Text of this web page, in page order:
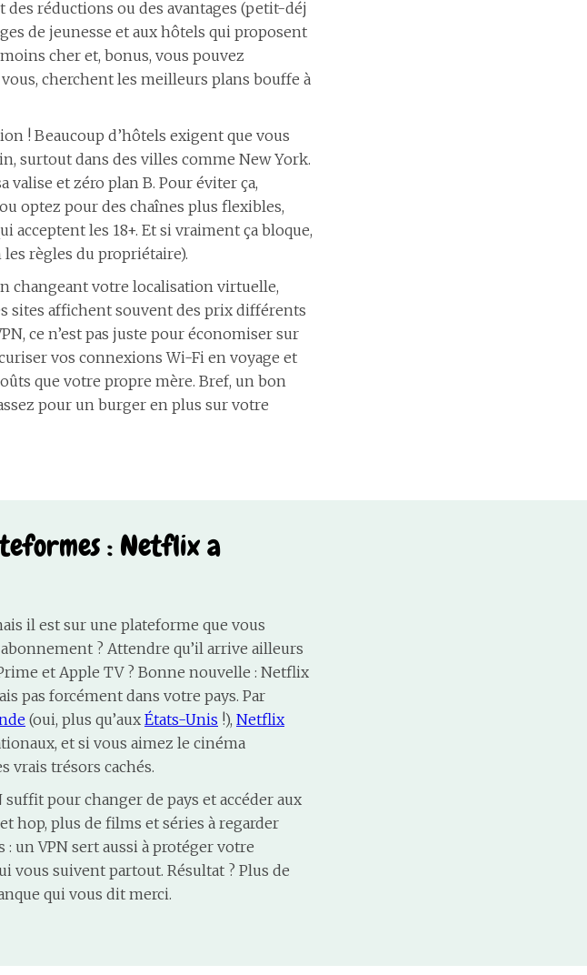
réductions ou des avantages (petit-déj
de jeunesse et aux hôtels qui proposent
cher et, bonus, vous pouvez
cherchent les meilleurs plans bouffe à
! Beaucoup d’hôtels exigent que vous
surtout dans des villes comme New York.
valise et zéro plan B. Pour éviter ça,
optez pour des chaînes plus flexibles,
acceptent les 18+. Et si vraiment ça bloque,
règles du propriétaire).
changeant votre localisation virtuelle,
sites affichent souvent des prix différents
ce n’est pas juste pour économiser sur
vos connexions Wi-Fi en voyage et
que votre propre mère. Bref, un bon
pour un burger en plus sur votre
: Netflix a
il est sur une plateforme que vous
? Attendre qu’il arrive ailleurs
et Apple TV ? Bonne nouvelle : Netflix
pas forcément dans votre pays. Par
(oui, plus qu’aux États-Unis !), Netflix
et si vous aimez le cinéma
vrais trésors cachés.
pour changer de pays et accéder aux
hop, plus de films et séries à regarder
un VPN sert aussi à protéger votre
vous suivent partout. Résultat ? Plus de
qui vous dit merci.